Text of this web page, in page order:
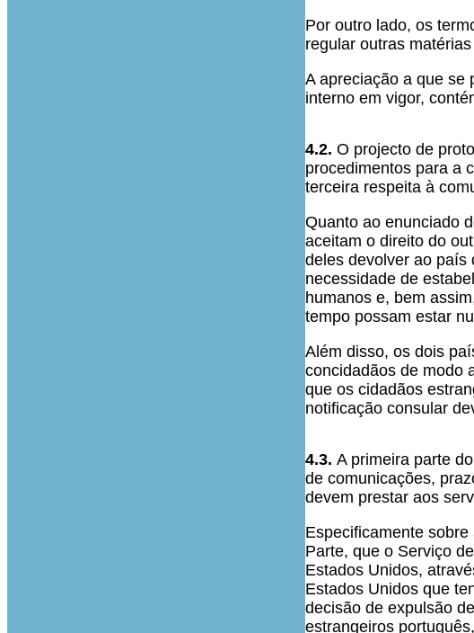
Por outro lado, os
regular outras
A apreciação a que se
interno em vigor,
4.2. O projecto de
procedimentos para a
terceira respeita à
Quanto ao enunciado
aceitam o direito do
deles devolver ao país
necessidade de
humanos e, bem
tempo possam estar
Além disso, os dois
concidadãos de modo
que os cidadãos
notificação consular
4.3. A primeira parte
de comunicações,
devem prestar aos
Especificamente
Parte, que o Serviço
Estados Unidos,
Estados Unidos que
decisão de expulsão
estrangeiros